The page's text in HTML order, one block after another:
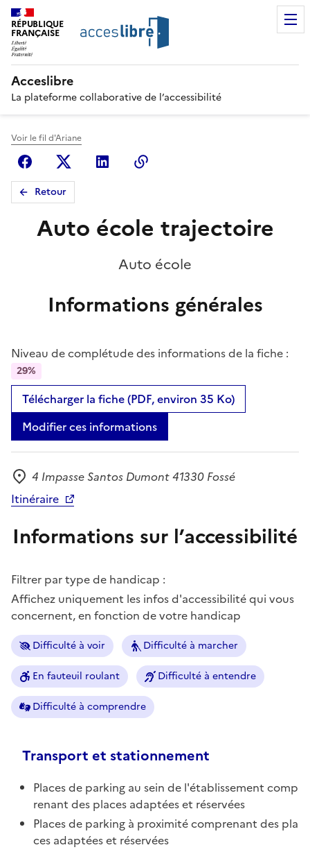
RÉPUBLIQUE
FRANÇAISE
Acceslibre
La plateforme collaborative de l’accessibilité
Voir le fil d'Ariane
FacebookX (anciennement Twitter)
Linkedin
Retour
Auto école trajectoire
Auto école
Informations générales
Niveau de complétude des informations de la fiche :
29%
Télécharger la fiche (PDF, environ 35 Ko)
Modifier ces informations
Adresse
4 Impasse Santos Dumont 41330 Fossé
Itinéraire
Informations sur l’accessibilité
Filtrer par type de handicap :
Affichez uniquement les infos d'accessibilité qui vous
concernent, en fonction de votre handicap
Difficulté à voir Difficulté à marcher
En fauteuil roulant Difficulté à entendre
Difficulté à comprendre
Transport et stationnement
Places de parking au sein de l'établissement comp
renant des places adaptées et réservées
Places de parking à proximité comprenant des pla
ces adaptées et réservées